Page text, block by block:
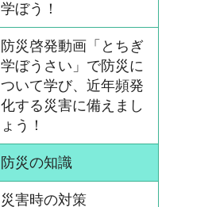
学ぼう！
防災啓発動画「とちぎ
学ぼうさい」で防災に
ついて学び、近年頻発
化する災害に備えまし
ょう！
防災の知識
災害時の対策